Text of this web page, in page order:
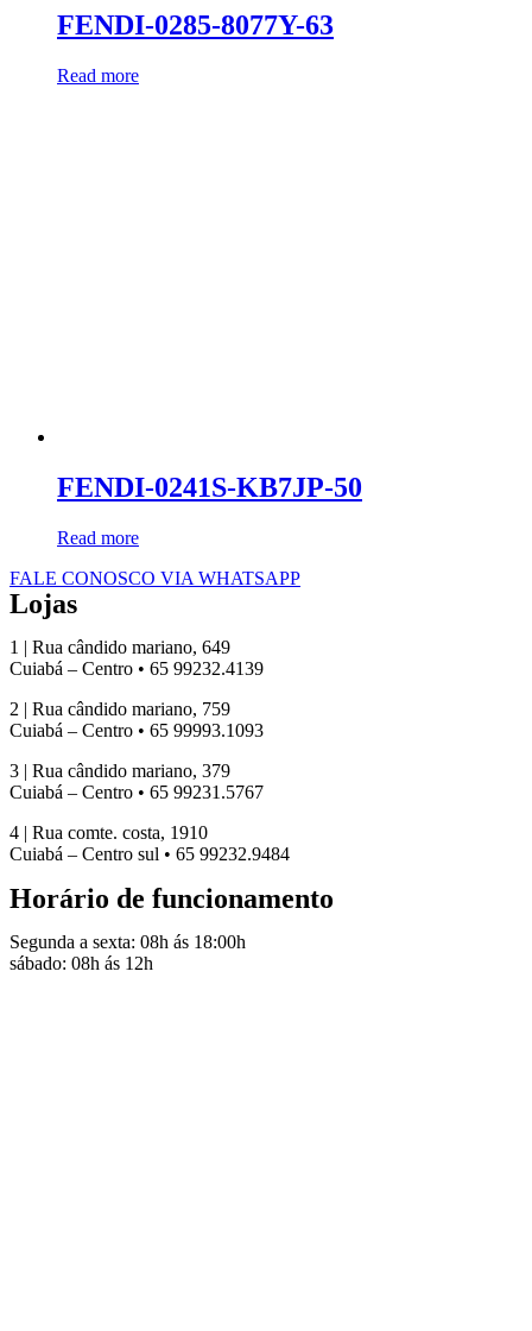
FENDI-0285-8077Y-63
Read more
FENDI-0241S-KB7JP-50
Read more
FALE CONOSCO VIA WHATSAPP
Lojas
1 | Rua cândido mariano, 649
Cuiabá – Centro • 65 99232.4139
2 | Rua cândido mariano, 759
Cuiabá – Centro • 65 99993.1093
3 | Rua cândido mariano, 379
Cuiabá – Centro • 65 99231.5767
4 | Rua comte. costa, 1910
Cuiabá – Centro sul • 65 99232.9484
Horário de funcionamento
Segunda a sexta: 08h ás 18:00h
sábado: 08h ás 12h